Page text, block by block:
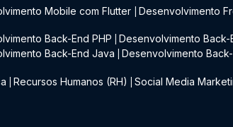
Mobile com Flutter Desenvolvimento
Back-End PHP Desenvolvimento Back-
Back-End Java Desenvolvimento
Recursos Humanos (RH) Social Media